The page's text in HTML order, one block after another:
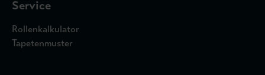
Service
Rollenkalkulator
Tapetenmuster